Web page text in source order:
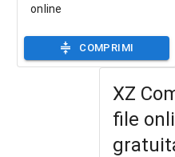
online
COMPRIMI
XZ
file